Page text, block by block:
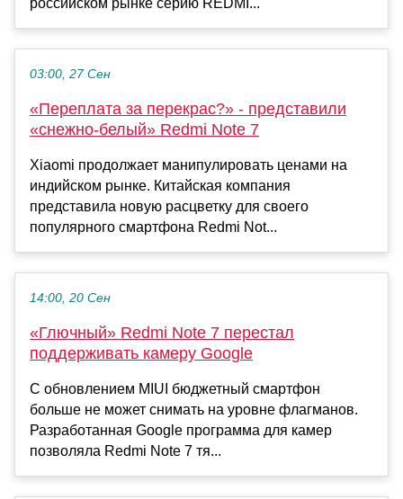
03:00, 27 Сен
«Переплата за перекрас?» - представили
«снежно-белый» Redmi Note 7
Xiaomi продолжает манипулировать ценами на
индийском рынке. Китайская компания
представила новую расцветку для своего
популярного смартфона Redmi Not...
14:00, 20 Сен
«Глючный» Redmi Note 7 перестал
поддерживать камеру Google
С обновлением MIUI бюджетный смартфон
больше не может снимать на уровне флагманов.
Разработанная Google программа для камер
позволяла Redmi Note 7 тя...